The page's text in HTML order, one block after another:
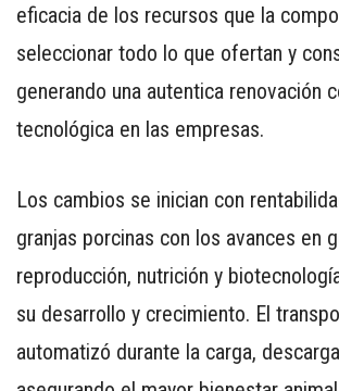
eficacia de los recursos que la
seleccionar todo lo que ofertan y
generando una autentica renovación
tecnológica en las empresas.
Los cambios se inician con
granjas porcinas con los avances en
reproducción, nutrición y
su desarrollo y crecimiento. El
automatizó durante la carga,